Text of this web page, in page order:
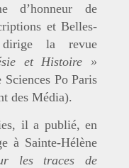
d’honneur de
et Belles-
la revue
et Histoire »
Sciences Po Paris
des Média).
il a publié, en
à Sainte-Hélène
les traces de